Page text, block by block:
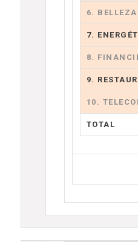
6.
7.
8.
9.
10.
TOTAL